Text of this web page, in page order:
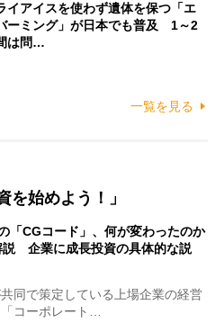
イアイスを使わず遺体を保つ「エ
ーミング」が日本でも普及 1～2
は問…
一覧を見る
を始めよう！」
「CGコード」、何が変わったのか
説 企業に成長投資の具体的な説
同で策定している上場企業の経営
コーポレート…